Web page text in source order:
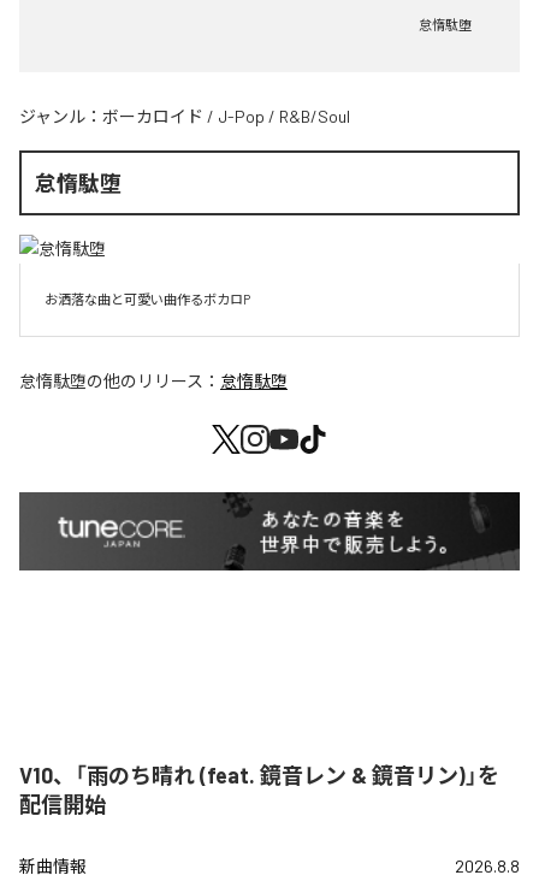
怠惰駄堕
ジャンル： ボーカロイド / J-Pop / R&B/Soul
怠惰駄堕
お洒落な曲と可愛い曲作るボカロP
怠惰駄堕の他のリリース： 怠惰駄堕
V10、「雨のち晴れ (feat. 鏡音レン & 鏡音リン)」を
配信開始
新曲情報 2026.8.8